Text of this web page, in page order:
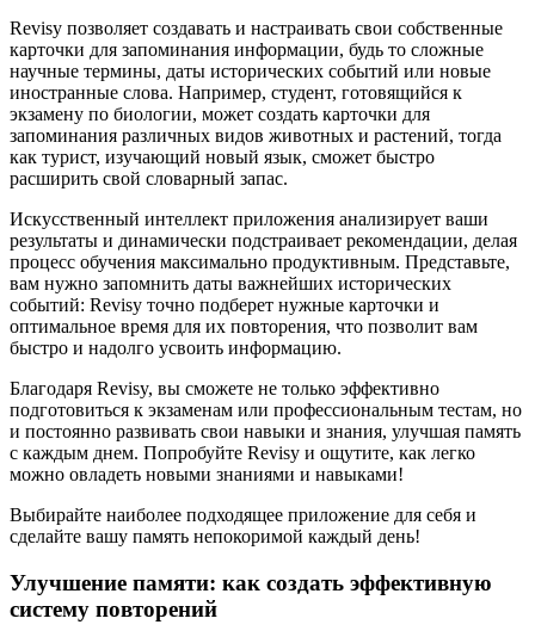
Revisy позволяет создавать и настраивать свои собственные
карточки для запоминания информации, будь то сложные
научные термины, даты исторических событий или новые
иностранные слова. Например, студент, готовящийся к
экзамену по биологии, может создать карточки для
запоминания различных видов животных и растений, тогда
как турист, изучающий новый язык, сможет быстро
расширить свой словарный запас.
Искусственный интеллект приложения анализирует ваши
результаты и динамически подстраивает рекомендации, делая
процесс обучения максимально продуктивным. Представьте,
вам нужно запомнить даты важнейших исторических
событий: Revisy точно подберет нужные карточки и
оптимальное время для их повторения, что позволит вам
быстро и надолго усвоить информацию.
Благодаря Revisy, вы сможете не только эффективно
подготовиться к экзаменам или профессиональным тестам, но
и постоянно развивать свои навыки и знания, улучшая память
с каждым днем. Попробуйте Revisy и ощутите, как легко
можно овладеть новыми знаниями и навыками!
Выбирайте наиболее подходящее приложение для себя и
сделайте вашу память непокоримой каждый день!
Улучшение памяти: как создать эффективную
систему повторений